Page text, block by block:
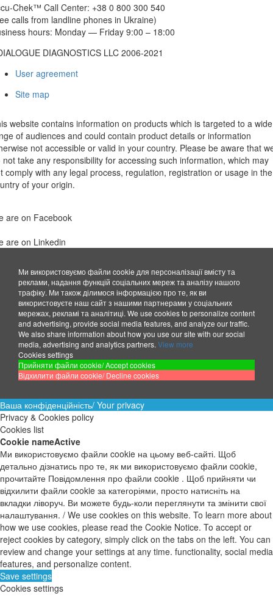
Chek™ Call Center: +38 0 800 300 540
calls from landline phones in Ukraine)
hours: Monday — Friday 9:00 – 18:00
DIAGNOSTICS LLC 2006-2021
User agreement
Site map
website contains information on products which is targeted to a wide
of audiences and could contain product details or information
not accessible or valid in your country. Please be aware that
not take any responsibility for accessing such information, which may
comply with any legal process, regulation, registration or usage in the
of your origin.
are on Facebook
are on Linkedin
Ми використовуємо файли cookie для персоналізації вмісту та
реклами, надання функцій соціальних мереж та аналізу нашого
трафіку. Ми також ділимося інформацією про те, як ви
використовуєте наш сайт з нашими партнерами у соціальних
мережах, рекламі та аналітиці. We use cookies to personalize content
and advertising, provide social media features, and analyze our traffic.
We also share information about how you use our site with our social
media, advertising and analytics partners. View more
Cookies settings
Прийняти файли cookie/ Accept cookies
Відхилити файли cookie/ Decline cookies
Ваша конфіденційність/ Your privacy
Privacy & Cookies policy
Cookies list
Cookie nameActive
Ми використовуємо файли cookie на цьому веб-сайті. Щоб
детально дізнатись про те, як ми використовуємо файли cookie,
прочитайте Повідомлення про файли cookie . Щоб прийняти чи
відхилити файли cookie за категоріями, просто натисніть на
вкладки ліворуч. Ви можете будь-коли переглянути та змінити свої
налаштування. / We use cookies on this website. To learn more about
how we use cookies, please read the Cookie Notice. To accept or
reject cookies by category, simply click on the tabs on the left. You can
review and change your settings at any time. functionality, social media
features, and personalize content.
Save settings
Cookies settings